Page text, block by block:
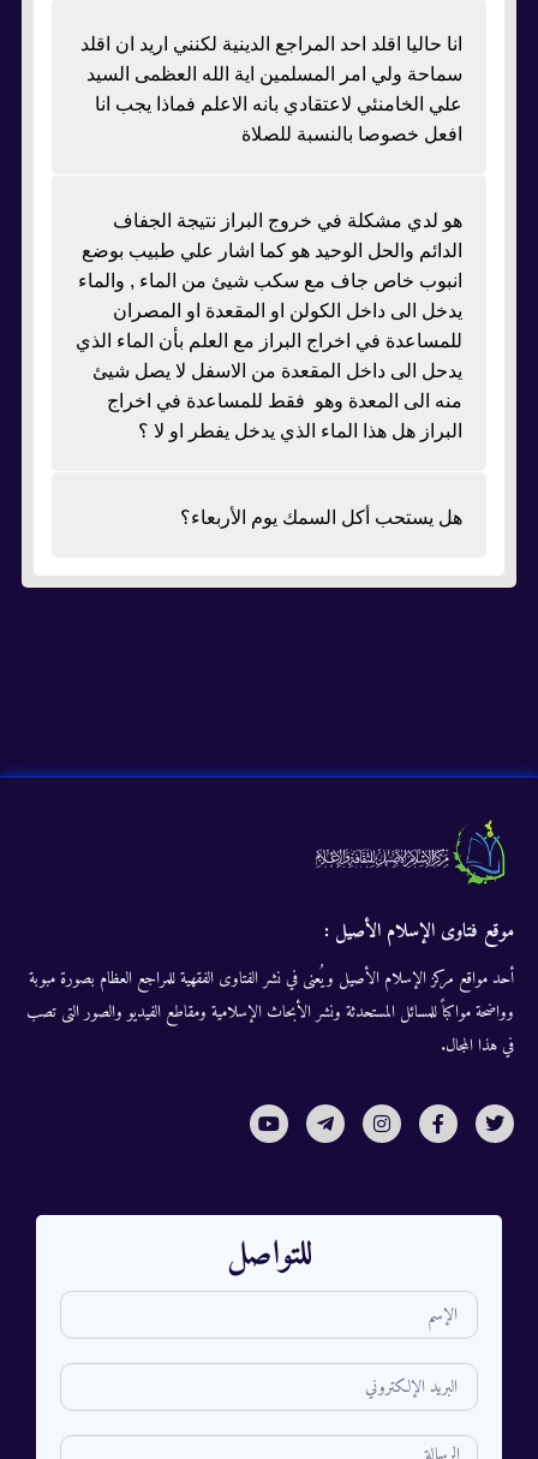
انا حاليا اقلد احد المراجع الدينية لكنني اريد ان اقلد
سماحة ولي امر المسلمين اية الله العظمى السيد
علي الخامنئي لاعتقادي بانه الاعلم فماذا يجب انا
افعل خصوصا بالنسبة للصلاة
هو لدي مشكلة في خروج البراز نتيجة الجفاف
الدائم والحل الوحيد هو كما اشار علي طبيب بوضع
انبوب خاص جاف مع سكب شيئ من الماء , والماء
يدخل الى داخل الكولن او المقعدة او المصران
للمساعدة في اخراج البراز مع العلم بأن الماء الذي
يدحل الى داخل المقعدة من الاسفل لا يصل شيئ
منه الى المعدة وهو فقط للمساعدة في اخراج
البراز هل هذا الماء الذي يدخل يفطر او لا ؟
هل يستحب أكل السمك يوم الأربعاء؟
موقع فتاوى الإسلام الأصيل :
أحد مواقع مركز الإسلام الأصيل ويُعنى في نشر الفتاوى الفقهية للمراجع العظام بصورة مبوبة
وواضحة مواكباً للمسائل المستحدثة ونشر الأبحاث الإسلامية ومقاطع الفيديو والصور التى تصب
في هذا المجال.
للتواصل